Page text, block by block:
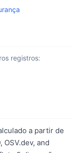
registros:
a partir de
and